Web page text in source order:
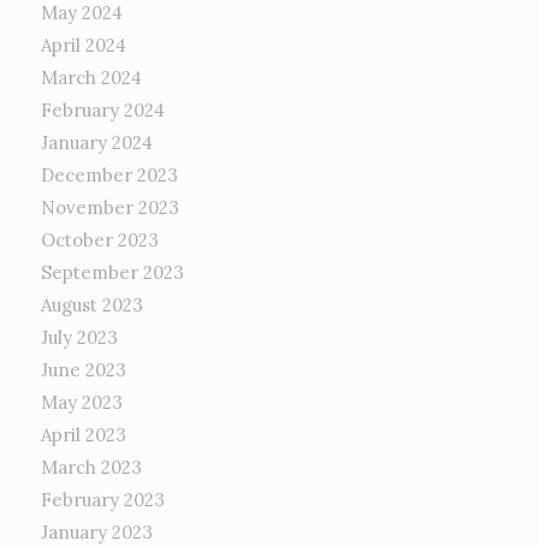
May 2024
April 2024
March 2024
February 2024
January 2024
December 2023
November 2023
October 2023
September 2023
August 2023
July 2023
June 2023
May 2023
April 2023
March 2023
February 2023
January 2023